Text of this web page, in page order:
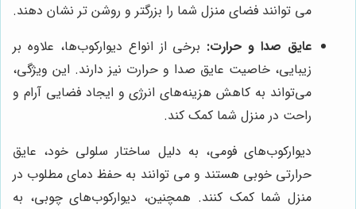
می توانند فضای منزل شما را بزرگتر و روشن تر نشان دهند.
عایق صدا و حرارت: برخی از انواع دیوارکوب‌ها، علاوه بر
زیبایی، خاصیت عایق صدا و حرارت نیز دارند. این ویژگی،
می‌تواند به کاهش هزینه‌های انرژی و ایجاد فضایی آرام و
راحت در منزل شما کمک کند.
دیوارکوب‌های فومی، به دلیل ساختار سلولی خود، عایق
حرارتی خوبی هستند و می توانند به حفظ دمای مطلوب در
منزل شما کمک کنند. همچنین، دیوارکوب‌های چوبی، به